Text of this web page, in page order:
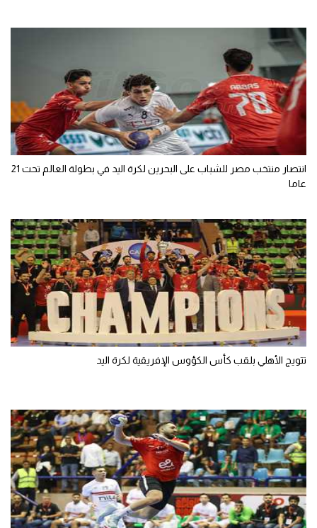
انتصار منتخب مصر للشباب على البحرين لكرة اليد في بطولة العالم تحت 21
عاما
تتويج الأهلي بلقب كأس الكؤوس الإفريقية لكرة اليد